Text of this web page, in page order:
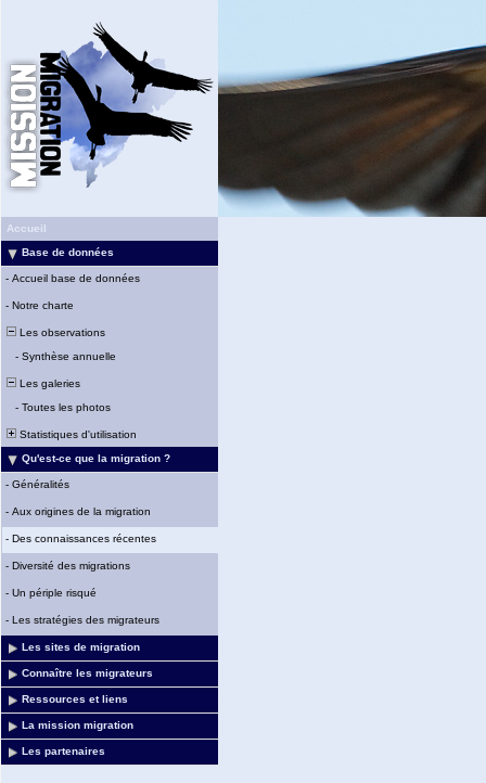
Accueil
Base de données
- Accueil base de données
- Notre charte
Les observations
- Synthèse annuelle
Les galeries
- Toutes les photos
Statistiques d'utilisation
Qu'est-ce que la migration ?
- Généralités
- Aux origines de la migration
- Des connaissances récentes
- Diversité des migrations
- Un périple risqué
- Les stratégies des migrateurs
Les sites de migration
Connaître les migrateurs
Ressources et liens
La mission migration
Les partenaires